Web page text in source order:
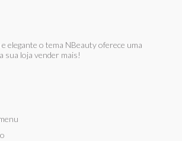
elegante o tema NBeauty oferece uma
sua loja vender mais!